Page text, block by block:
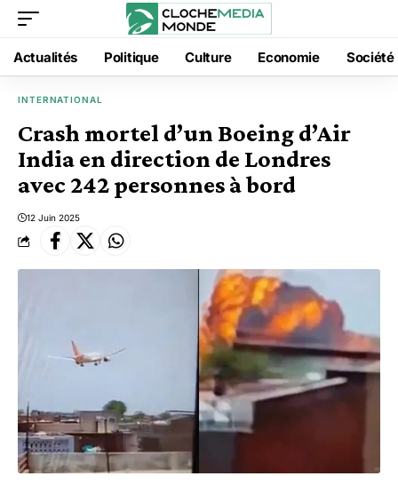
Actualités Politique Culture Economie Société
INTERNATIONAL
Crash mortel d’un Boeing d’Air
India en direction de Londres
avec 242 personnes à bord
12 Juin 2025